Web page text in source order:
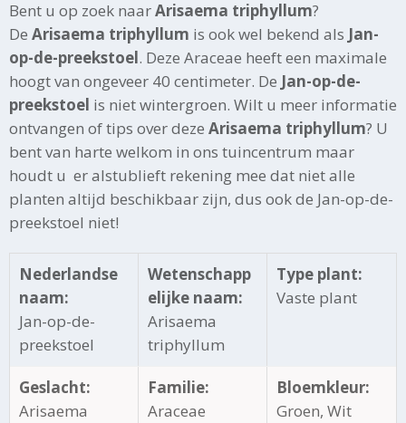
Bent u op zoek naarArisaema triphyllum?
De Arisaema triphyllum is ook wel bekend als Jan-
op-de-preekstoel. Deze Araceae heeft een maximale
hoogt van ongeveer 40 centimeter. De Jan-op-de-
preekstoel is niet wintergroen. Wilt u meer informatie
ontvangen of tips over deze Arisaema triphyllum? U
bent van harte welkom in ons tuincentrum maar
houdt u er alstublieft rekening mee dat niet alle
planten altijd beschikbaar zijn, dus ook de Jan-op-de-
preekstoel niet!
Nederlandse
naam:
Jan-op-de-
preekstoel
Wetenschapp
elijke naam:
Arisaema
triphyllum
Type plant:
Vaste plant
Geslacht:
Arisaema
Familie:
Araceae
Bloemkleur:
Groen, Wit